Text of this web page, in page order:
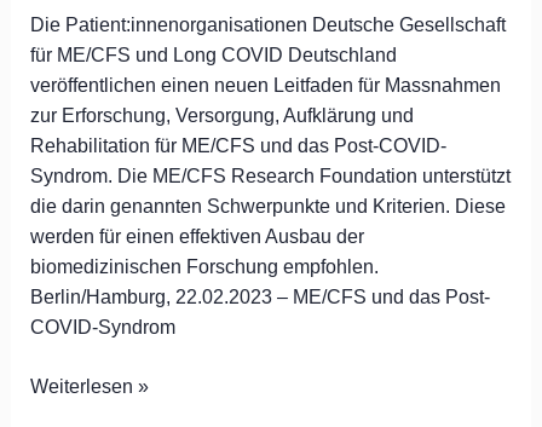
Die Patient:innenorganisationen Deutsche Gesellschaft
für ME/CFS und Long COVID Deutschland
veröffentlichen einen neuen Leitfaden für Massnahmen
zur Erforschung, Versorgung, Aufklärung und
Rehabilitation für ME/CFS und das Post-COVID-
Syndrom. Die ME/CFS Research Foundation unterstützt
die darin genannten Schwerpunkte und Kriterien. Diese
werden für einen effektiven Ausbau der
biomedizinischen Forschung empfohlen.
Berlin/Hamburg, 22.02.2023 – ME/CFS und das Post-
COVID-Syndrom
Syndrom
veröffentlicht
Weiterlesen »